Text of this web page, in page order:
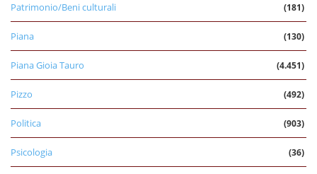
Patrimonio/Beni culturali (181)
Piana (130)
Piana Gioia Tauro (4.451)
Pizzo (492)
Politica (903)
Psicologia (36)